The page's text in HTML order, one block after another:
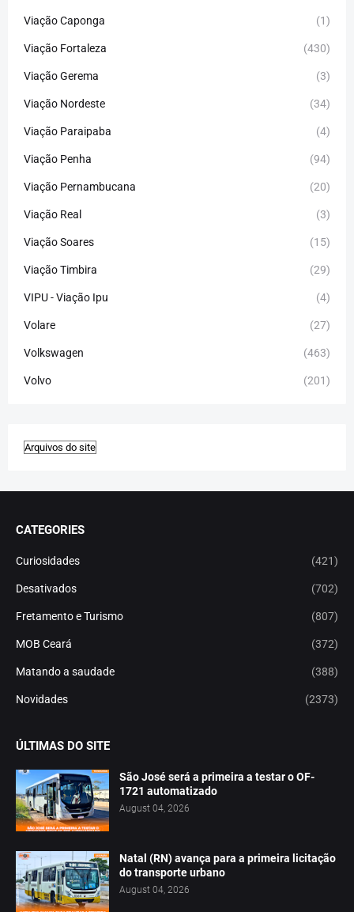
Viação Caponga (1)
Viação Fortaleza (430)
Viação Gerema (3)
Viação Nordeste (34)
Viação Paraipaba (4)
Viação Penha (94)
Viação Pernambucana (20)
Viação Real (3)
Viação Soares (15)
Viação Timbira (29)
VIPU - Viação Ipu (4)
Volare (27)
Volkswagen (463)
Volvo (201)
CATEGORIES
Curiosidades (421)
Desativados (702)
Fretamento e Turismo (807)
MOB Ceará (372)
Matando a saudade (388)
Novidades (2373)
ÚLTIMAS DO SITE
São José será a primeira a testar o OF-
1721 automatizado
August 04, 2026
Natal (RN) avança para a primeira licitação
do transporte urbano
August 04, 2026